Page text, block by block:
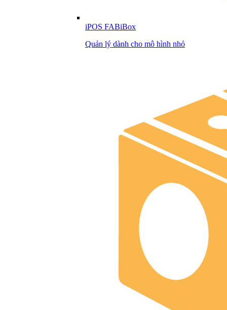
iPOS FABiBox
Quản lý dành cho mô hình nhỏ